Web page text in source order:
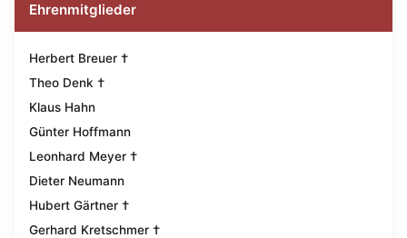
Ehrenmitglieder
Herbert Breuer †
Theo Denk †
Klaus Hahn
Günter Hoffmann
Leonhard Meyer †
Dieter Neumann
Hubert Gärtner †
Gerhard Kretschmer †